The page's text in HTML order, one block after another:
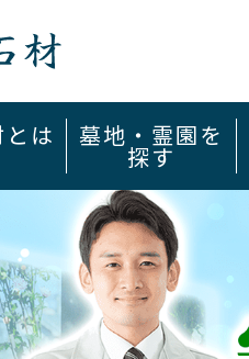
は 墓地・霊園を
探す